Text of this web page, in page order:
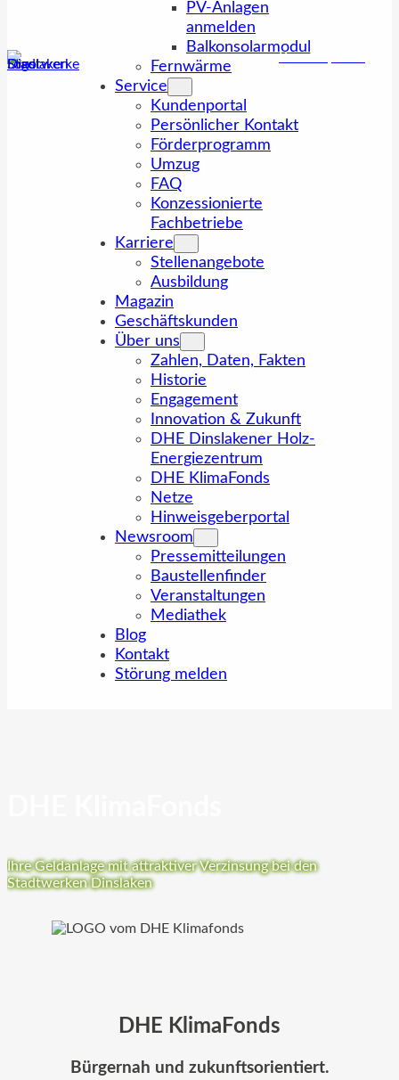
PV-Anlagen
anmelden
Balkonsolarmodul
Fernwärme
Service
Kundenportal
Persönlicher Kontakt
Förderprogramm
Umzug
FAQ
Konzessionierte
Fachbetriebe
Karriere
Stellenangebote
Ausbildung
Magazin
Geschäftskunden
Über uns
Zahlen, Daten, Fakten
Historie
Engagement
Innovation & Zukunft
DHE Dinslakener Holz-
Energiezentrum
DHE KlimaFonds
Netze
Hinweisgeberportal
Newsroom
Pressemitteilungen
Baustellenfinder
Veranstaltungen
Mediathek
Blog
Kontakt
Störung melden
Kundenportal
Ihre Geldanlage mit attraktiver Verzinsung bei den
Stadtwerken Dinslaken
DHE KlimaFonds
Bürgernah und zukunftsorientiert.